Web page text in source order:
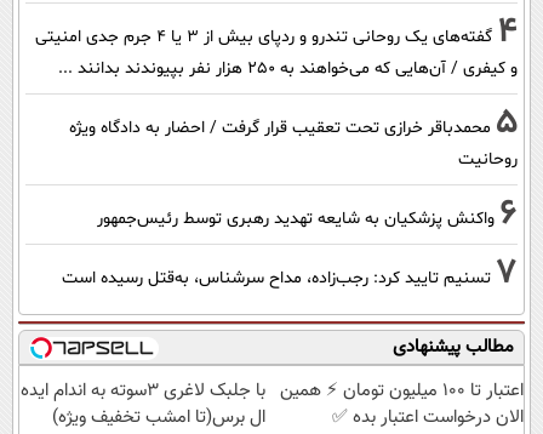
4
گفته‌های یک روحانی تندرو و ردپای بیش از ۳ یا ۴ جرم جدی امنیتی
و کیفری / آن‌هایی که می‌خواهند به ۲۵۰ هزار نفر بپیوندند بدانند ...
5 محمدباقر خرازی تحت تعقیب قرار گرفت / احضار به دادگاه ویژه
روحانیت
6 واکنش پزشکیان به شایعه تهدید رهبری توسط رئیس‌جمهور
7 تسنیم تایید کرد: رجب‌زاده، مداح سرشناس، به‌قتل رسیده است
مطالب پیشنهادی
اعتبار تا ۱۰۰ میلیون تومان ⚡ همین
الان درخواست اعتبار بده ✅
با جلبک لاغری 3سوته به اندام ایده
ال برس(تا امشب تخفیف ویژه)